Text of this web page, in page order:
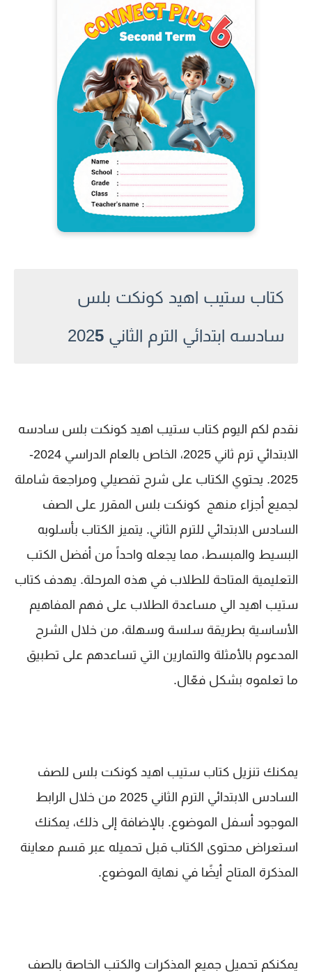
كتاب ستيب اهيد كونكت بلس
سادسه ابتدائي الترم الثاني 202 5
نقدم لكم اليوم كتاب ستيب اهيد كونكت بلس سادسه
الابتدائي ترم ثاني 2025، الخاص بالعام الدراسي 2024-
2025. يحتوي الكتاب على شرح تفصيلي ومراجعة شاملة
لجميع أجزاء منهج كونكت بلس المقرر على الصف
السادس الابتدائي للترم الثاني. يتميز الكتاب بأسلوبه
البسيط والمبسط، مما يجعله واحداً من أفضل الكتب
التعليمية المتاحة للطلاب في هذه المرحلة. يهدف كتاب
ستيب اهيد الي مساعدة الطلاب على فهم المفاهيم
الأساسية بطريقة سلسة وسهلة، من خلال الشرح
المدعوم بالأمثلة والتمارين التي تساعدهم على تطبيق
ما تعلموه بشكل فعّال.
يمكنك تنزيل كتاب ستيب اهيد كونكت بلس للصف
السادس الابتدائي الترم الثاني 2025 من خلال الرابط
الموجود أسفل الموضوع. بالإضافة إلى ذلك، يمكنك
استعراض محتوى الكتاب قبل تحميله عبر قسم معاينة
المذكرة المتاح أيضًا في نهاية الموضوع.
يمكنكم تحميل جميع المذكرات والكتب الخاصة بالصف